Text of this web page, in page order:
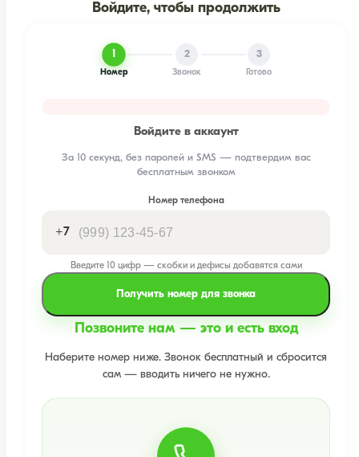
Войдите, чтобы продолжить
1
Номер
2
Звонок
3
Готово
Войдите в аккаунт
За 10 секунд, без паролей и SMS — подтвердим вас
бесплатным звонком
Номер телефона
+7
Введите 10 цифр — скобки и дефисы добавятся сами
Получить номер для звонка
Позвоните нам — это и есть вход
Наберите номер ниже. Звонок бесплатный и сбросится
сам — вводить ничего не нужно.